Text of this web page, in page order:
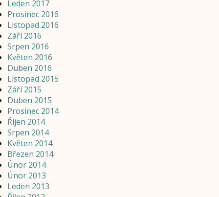
Leden 2017
Prosinec 2016
Listopad 2016
Září 2016
Srpen 2016
Květen 2016
Duben 2016
Listopad 2015
Září 2015
Duben 2015
Prosinec 2014
Říjen 2014
Srpen 2014
Květen 2014
Březen 2014
Únor 2014
Únor 2013
Leden 2013